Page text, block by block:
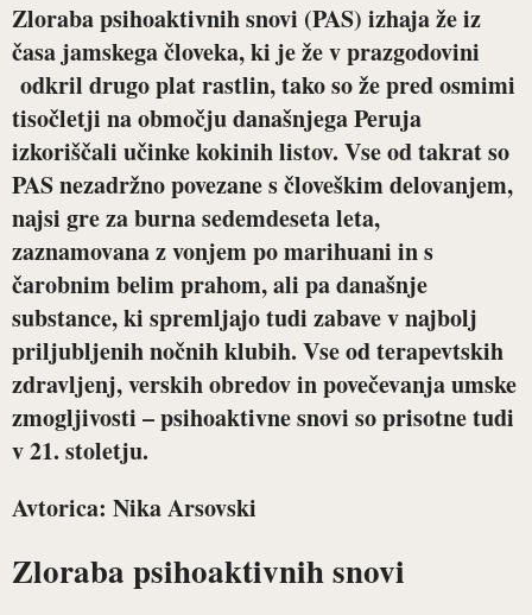
Zloraba psihoaktivnih snovi (PAS) izhaja že iz
časa jamskega človeka, ki je že v prazgodovini
odkril drugo plat rastlin, tako so že pred osmimi
tisočletji na območju današnjega Peruja
izkoriščali učinke kokinih listov. Vse od takrat so
PAS nezadržno povezane s človeškim delovanjem,
najsi gre za burna sedemdeseta leta,
zaznamovana z vonjem po marihuani in s
čarobnim belim prahom, ali pa današnje
substance, ki spremljajo tudi zabave v najbolj
priljubljenih nočnih klubih. Vse od terapevtskih
zdravljenj, verskih obredov in povečevanja umske
zmogljivosti – psihoaktivne snovi so prisotne tudi
v 21. stoletju.
Avtorica: Nika Arsovski
Zloraba psihoaktivnih snovi